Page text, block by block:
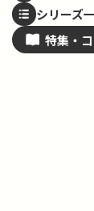
シリーズ
特集・